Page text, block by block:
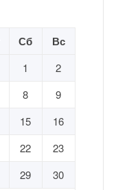
Сб Вс
1
2
8
9
15
16
22
23
29
30